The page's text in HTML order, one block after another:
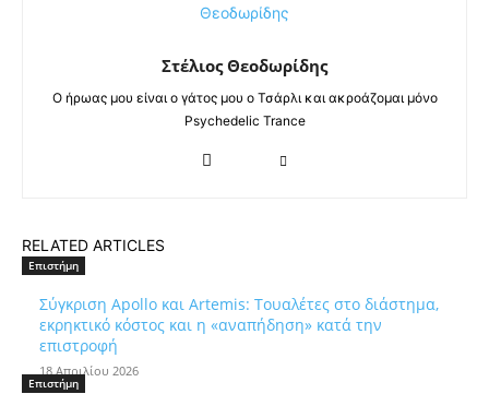
Στέλιος Θεοδωρίδης
Ο ήρωας μου είναι ο γάτος μου ο Τσάρλι και ακροάζομαι μόνο
Psychedelic Trance
RELATED ARTICLES
Επιστήμη
Σύγκριση Apollo και Artemis: Τουαλέτες στο διάστημα,
εκρηκτικό κόστος και η «αναπήδηση» κατά την
επιστροφή
18 Απριλίου 2026
Επιστήμη